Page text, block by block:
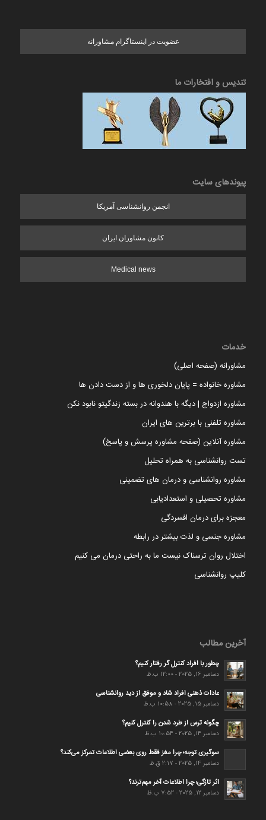
عضویت در اینستاگرام مشاورانه
تندیس و افتخارات ما
پیوندهای سایت
انجمن روانشناسی آمریکا
کانون مشاوران ایران
Medical news
خدمات
مشاورانه (صفحه اصلی)
مشاوره خانواده = پایان دلخوری ها و از دست دادن ها
مشاوره ازدواج | دیگه با هندوانه در بسته زندگیتو نابود نکن
مشاوره تلفنی با برترین های ایران
مشاوره آنلاین (صفحه مشاوره پرسش و پاسخ)
تست روانشناسی به همراه تحلیل
مشاوره روانشناسی و درمان های تضمینی
مشاوره تحصیلی و استعدادیابی
معجزه برای درمان افسردگی
مشاوره جنسی و لذت بیشتر در رابطه
اختلال روان ترسناک نیست ما به راحتی درمان می کنیم
کلیپ روانشناسی
آخرین مطالب
چطور با افراد کنترل گر رفتار کنیم؟
دسامبر 16, 2025 - 12:00 ب.ظ
عادات ذهنی افراد شاد و موفق از دید روانشناسی
دسامبر 15, 2025 - 10:58 ب.ظ
چگونه ترس از طرد شدن را کنترل کنیم؟
دسامبر 14, 2025 - 10:54 ب.ظ
سوگیری توجه؛ چرا مغز فقط روی بعضی اطلاعات تمرکز می‌کند؟
دسامبر 14, 2025 - 2:17 ق.ظ
اثر تازگی؛ چرا اطلاعات آخر مهم‌ترند؟
دسامبر 12, 2025 - 7:52 ب.ظ